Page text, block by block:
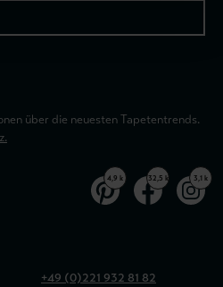
über die neuesten Tapetentrends.
4,9 k 32,5 k 3,1 k
+49 (0)221 932 81 82